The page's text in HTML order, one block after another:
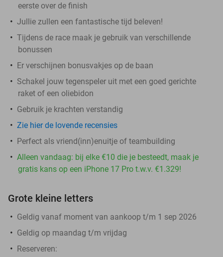
eerste over de finish
Jullie zullen een fantastische tijd beleven!
Tijdens de race maak je gebruik van verschillende
bonussen
Er verschijnen bonusvakjes op de baan
Schakel jouw tegenspeler uit met een goed gerichte
raket of een oliebidon
Gebruik je krachten verstandig
Zie hier de lovende recensies
Perfect als vriend(inn)enuitje of teambuilding
Alleen vandaag: bij elke €10 die je besteedt, maak je
gratis kans op een iPhone 17 Pro t.w.v. €1.329!
Grote kleine letters
Geldig vanaf moment van aankoop t/m 1 sep 2026
Geldig op maandag t/m vrijdag
Reserveren: